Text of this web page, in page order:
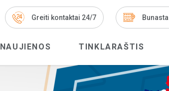
Greiti kontaktai 24/7
NAUJIENOS TINKLARAŠTIS